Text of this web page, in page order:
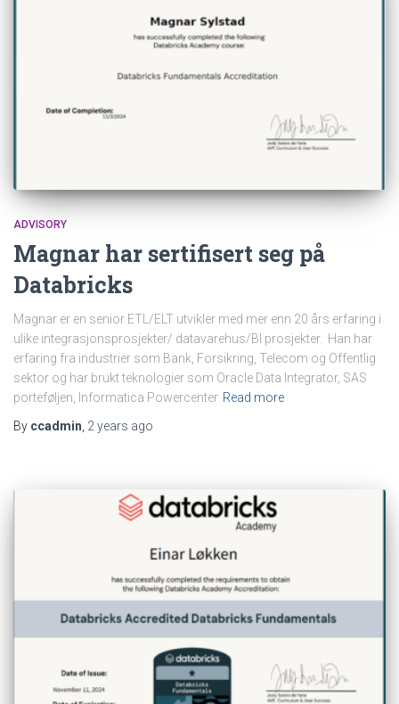
ADVISORY
Magnar har sertifisert seg på
Databricks
Magnar er en senior ETL/ELT utvikler med mer enn 20 års erfaring i
ulike integrasjonsprosjekter/ datavarehus/BI prosjekter. Han har
erfaring fra industrier som Bank, Forsikring, Telecom og Offentlig
sektor og har brukt teknologier som Oracle Data Integrator, SAS
porteføljen, Informatica Powercenter Read more
By ccadmin, 2 years ago